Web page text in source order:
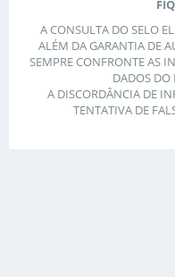
A CONSULTA DO SELO
ALÉM DA GARANTIA DE
SEMPRE CONFRONTE AS
DADOS DO
A DISCORDÂNCIA DE
TENTATIVA DE